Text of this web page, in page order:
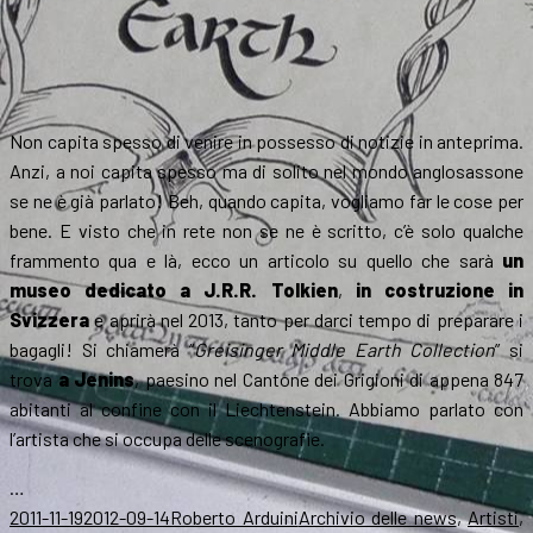
Non capita spesso di venire in possesso di notizie in anteprima.
Anzi, a noi capita spesso ma di solito nel mondo anglosassone
se ne è già parlato! Beh, quando capita, vogliamo far le cose per
bene. E visto che in rete non se ne è scritto, c’è solo qualche
frammento qua e là, ecco un articolo su quello che sarà un
museo dedicato a J.R.R. Tolkien, in costruzione in
Svizzera e aprirà nel 2013, tanto per darci tempo di preparare i
bagagli! Si chiamerà “Greisinger Middle Earth Collection” si
trovaa Jenins, paesino nel Cantone dei Grigioni di appena 847
abitanti al confine con il Liechtenstein. Abbiamo parlato con
l’artista che si occupa delle scenografie.
Scritto
2011-11-192012-09-14Autore
Roberto ArduiniCategorie
Archivio delle news,Artisti,